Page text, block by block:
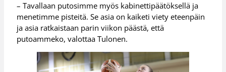
– Tavallaan putosimme myös kabinettipäätöksellä ja
menetimme pisteitä. Se asia on kaiketi viety eteenpäin
ja asia ratkaistaan parin viikon päästä, että
putoammeko, valottaa Tulonen.